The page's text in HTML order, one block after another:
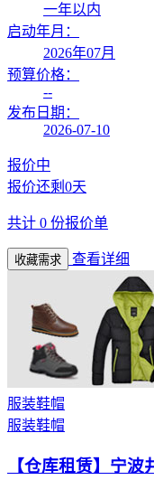
一年以内
启动年月：
2026年07月
预算价格：
--
发布日期：
2026-07-10
报价中
报价还剩0天
共计 0 份报价单
收藏需求 查看详细
服装鞋帽
服装鞋帽
【仓库租赁】 宁波